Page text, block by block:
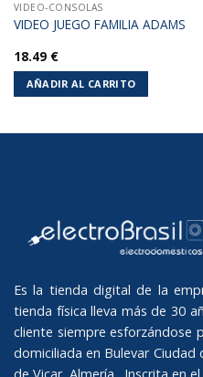
VIDEO-CONSOLAS
VIDEO JUEGO FAMILIA ADAMS
18.49 €
AÑADIR AL CARRITO
Es la tienda digital de la
tienda física lleva más de 30
cliente siempre esforzándose
domiciliada en Bulevar Ciudad